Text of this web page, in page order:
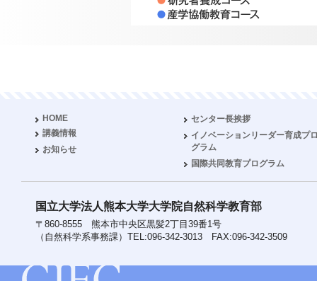
HOME
講義情報
お知らせ
センター長挨拶
イノベーションリーダー育成プ
グラム
国際共同教育プログラム
国立大学法人熊本大学大学院自然科学教育部
〒860-8555 熊本市中央区黒髪2丁目39番1号
（自然科学系事務課）TEL:096-342-3013 FAX:096-342-3509